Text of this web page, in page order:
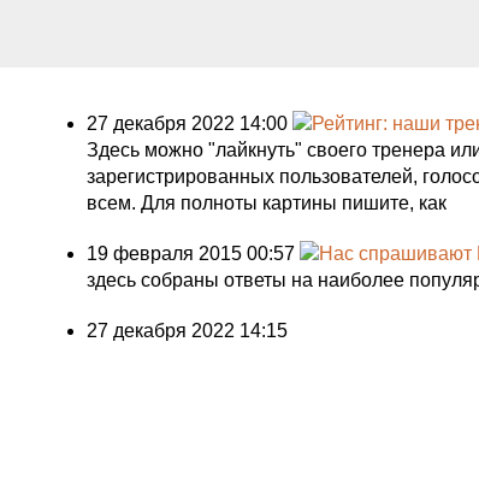
27 декабря 2022 14:00
Здесь можно "лайкнуть" своего тренера
зарегистрированных пользователей,
всем. Для полноты картины пишите, как
19 февраля 2015 00:57
здесь собраны ответы на наиболее
27 декабря 2022 14:15